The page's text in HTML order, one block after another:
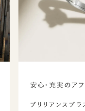
安心・充実のア
ブリリアンスプ